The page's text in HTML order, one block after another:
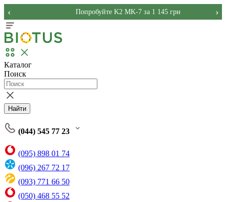
Попробуйте K2 MK-7 за 1 145 грн
‹ ›
Каталог
Поиск
Найти
(044) 545 77 23
(095) 898 01 74
(096) 267 72 17
(093) 771 66 50
(050) 468 55 52